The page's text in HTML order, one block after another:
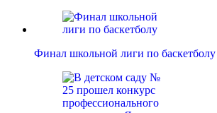
Финал школьной лиги по баскетболу